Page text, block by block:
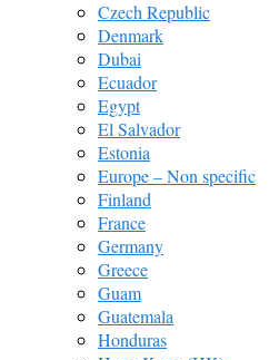
Czech Republic
Denmark
Dubai
Ecuador
Egypt
El Salvador
Estonia
Europe – Non specific
Finland
France
Germany
Greece
Guam
Guatemala
Honduras